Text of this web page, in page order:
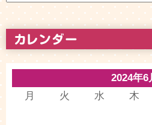
2024年6
月
火 水 木